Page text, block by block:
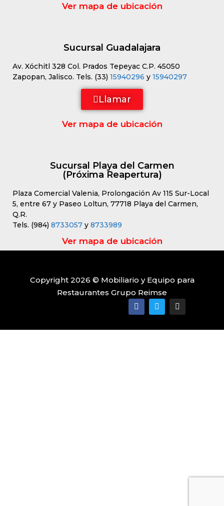
Ver mapa de ubicación
Sucursal Guadalajara
Av. Xóchitl 328 Col. Prados Tepeyac C.P. 45050
Zapopan, Jalisco. Tels. (33) 15940296 y 15940297
Llamar
Ver mapa de ubicación
Sucursal Playa del Carmen
(Próxima Reapertura)
Plaza Comercial Valenia, Prolongación Av 115 Sur-Local
5, entre 67 y Paseo Loltun, 77718 Playa del Carmen,
Q.R.
Tels. (984) 8733057 y 8733989
Ver mapa de ubicación
Copyright 2026 © Mobiliario y Equipo para
Restaurantes Grupo Reimse